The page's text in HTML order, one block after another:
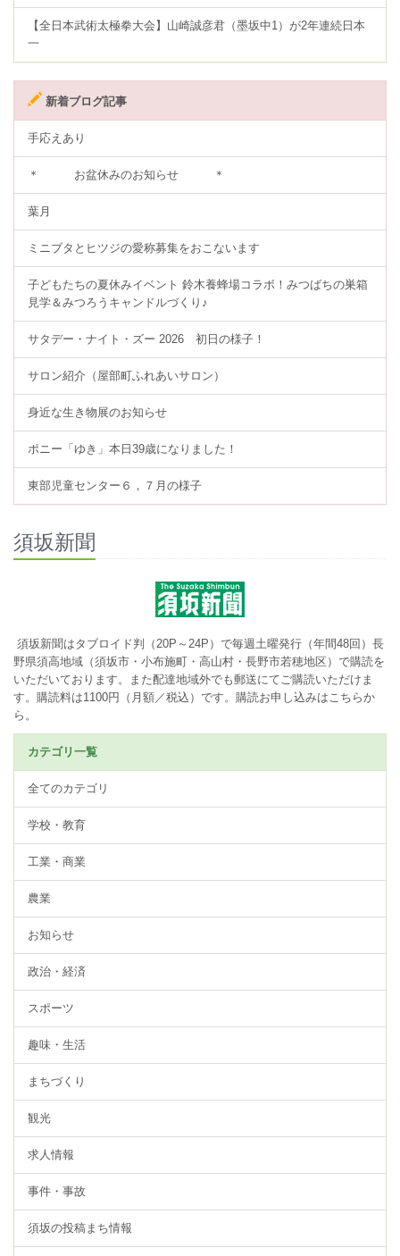
【全日本武術太極拳大会】山崎誠彦君（墨坂中1）が2年連続日本
一
新着ブログ記事
手応えあり
＊ お盆休みのお知らせ ＊
葉月
ミニブタとヒツジの愛称募集をおこないます
子どもたちの夏休みイベント 鈴木養蜂場コラボ！みつばちの巣箱
見学＆みつろうキャンドルづくり♪
サタデー・ナイト・ズー 2026 初日の様子！
サロン紹介（屋部町ふれあいサロン）
身近な生き物展のお知らせ
ポニー「ゆき」本日39歳になりました！
東部児童センター６，７月の様子
須坂新聞
須坂新聞はタブロイド判（20P～24P）で毎週土曜発行（年間48回）長
野県須高地域（須坂市・小布施町・高山村・長野市若穂地区）で購読を
いただいております。また配達地域外でも郵送にてご購読いただけま
す。購読料は1100円（月額／税込）です。 購読お申し込みはこちらか
ら。
カテゴリ一覧
全てのカテゴリ
学校・教育
工業・商業
農業
お知らせ
政治・経済
スポーツ
趣味・生活
まちづくり
観光
求人情報
事件・事故
須坂の投稿まち情報